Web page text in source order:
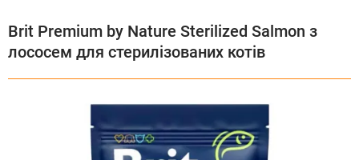
Brit Premium by Nature Sterilized Salmon з
лососем для стерилізованих котів